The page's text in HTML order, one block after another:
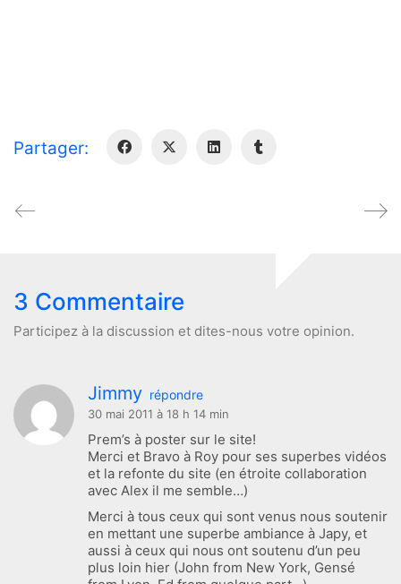
Partager:
3 Commentaire
Participez à la discussion et dites-nous votre opinion.
Jimmy répondre
30 mai 2011 à 18 h 14 min
Prem’s à poster sur le site!
Merci et Bravo à Roy pour ses superbes vidéos
et la refonte du site (en étroite collaboration
avec Alex il me semble…)
Merci à tous ceux qui sont venus nous soutenir
en mettant une superbe ambiance à Japy, et
aussi à ceux qui nous ont soutenu d’un peu
plus loin hier (John from New York, Gensé